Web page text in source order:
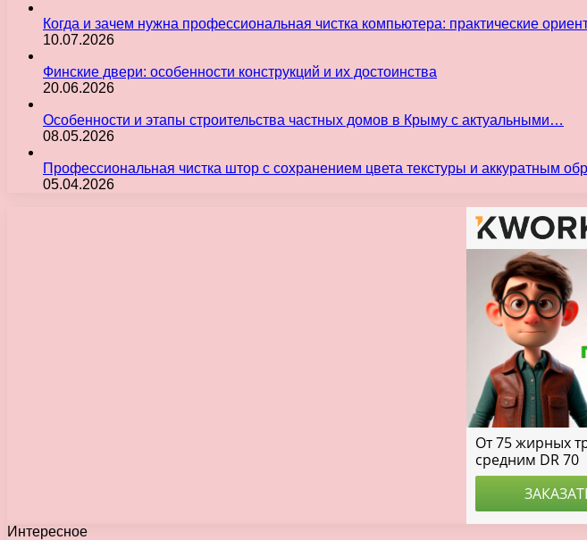
Когда и зачем нужна профессиональная чистка компьютера: практические
10.07.2026
Финские двери: особенности конструкций и их достоинства
20.06.2026
Особенности и этапы строительства частных домов в Крыму с актуальными…
08.05.2026
Профессиональная чистка штор с сохранением цвета текстуры и аккуратным
05.04.2026
Интересное